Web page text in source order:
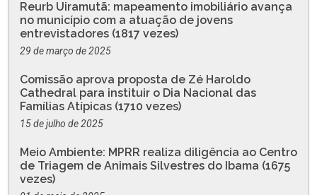
Reurb Uiramutã: mapeamento imobiliário avança
no município com a atuação de jovens
entrevistadores (1817 vezes)
29 de março de 2025
Comissão aprova proposta de Zé Haroldo
Cathedral para instituir o Dia Nacional das
Famílias Atípicas (1710 vezes)
15 de julho de 2025
Meio Ambiente: MPRR realiza diligência ao Centro
de Triagem de Animais Silvestres do Ibama (1675
vezes)